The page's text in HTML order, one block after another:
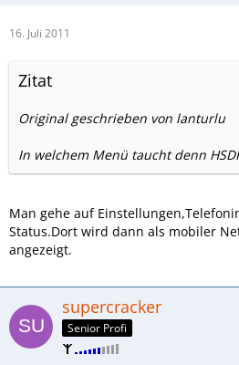
16. Juli 2011
Zitat
Original geschrieben von lanturlu
In welchem Menü taucht denn
Man gehe auf
Status.Dort wird dann als mobiler
angezeigt.
supercracker
Senior Profi